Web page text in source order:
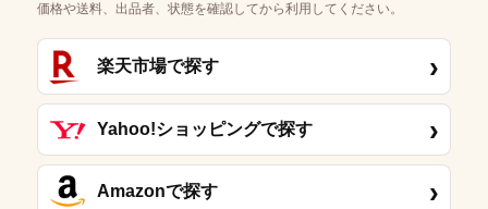
価格や送料、出品者、状態を確認してから利用してください。
楽天市場で探す ›
Yahoo!ショッピングで探す ›
Amazonで探す ›